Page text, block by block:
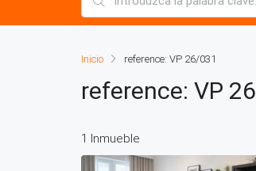
Inicio reference: VP 26/031
reference: VP
1 Inmueble